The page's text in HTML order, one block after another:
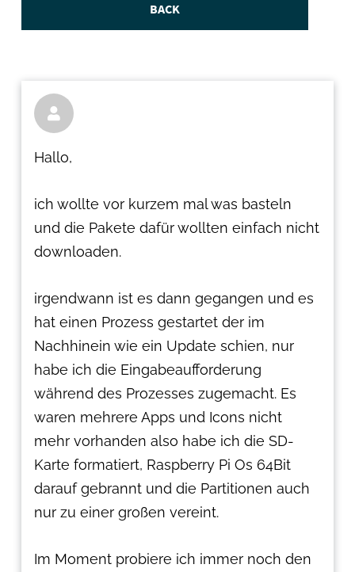
BACK

Hallo,
ich wollte vor kurzem mal was basteln
und die Pakete dafür wollten einfach nicht
downloaden.
irgendwann ist es dann gegangen und es
hat einen Prozess gestartet der im
Nachhinein wie ein Update schien, nur
habe ich die Eingabeaufforderung
während des Prozesses zugemacht. Es
waren mehrere Apps und Icons nicht
mehr vorhanden also habe ich die SD-
Karte formatiert, Raspberry Pi Os 64Bit
darauf gebrannt und die Partitionen auch
nur zu einer großen vereint.
Im Moment probiere ich immer noch den